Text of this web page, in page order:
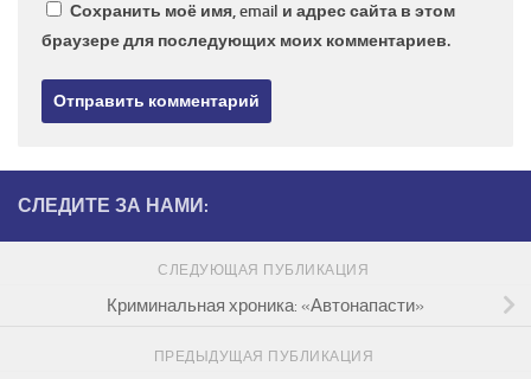
Сохранить моё имя, email и адрес сайта в этом
браузере для последующих моих комментариев.
СЛЕДИТЕ ЗА НАМИ:
СЛЕДУЮЩАЯ ПУБЛИКАЦИЯ
Криминальная хроника: «Автонапасти»
ПРЕДЫДУЩАЯ ПУБЛИКАЦИЯ